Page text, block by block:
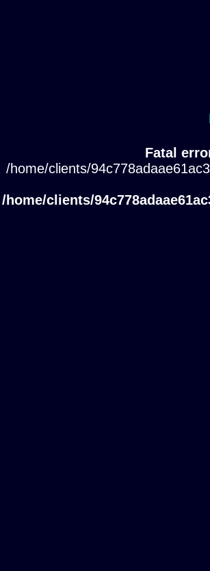
Fatal
/home/clients/
/home/clients/